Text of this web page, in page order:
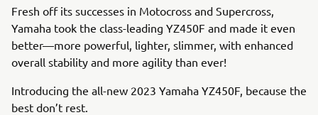
Fresh off its successes in Motocross and Supercross,
Yamaha took the class-leading YZ450F and made it even
better—more powerful, lighter, slimmer, with enhanced
overall stability and more agility than ever!
Introducing the all-new 2023 Yamaha YZ450F, because the
best don’t rest.